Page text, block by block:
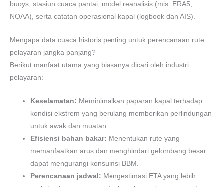
buoys, stasiun cuaca pantai, model reanalisis (mis. ERA5,
NOAA), serta catatan operasional kapal (logbook dan AIS).
Mengapa data cuaca historis penting untuk perencanaan rute
pelayaran jangka panjang?
Berikut manfaat utama yang biasanya dicari oleh industri
pelayaran:
Keselamatan: Meminimalkan paparan kapal terhadap
kondisi ekstrem yang berulang memberikan perlindungan
untuk awak dan muatan.
Efisiensi bahan bakar: Menentukan rute yang
memanfaatkan arus dan menghindari gelombang besar
dapat mengurangi konsumsi BBM.
Perencanaan jadwal: Mengestimasi ETA yang lebih